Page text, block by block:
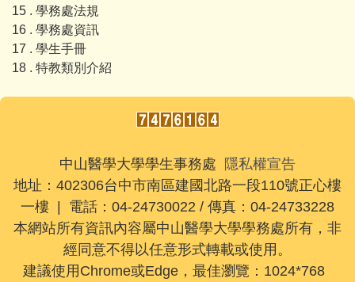
15 . 學務處法規
16 . 學務處資訊
17 . 學生手冊
18 . 特教類別介紹
中山醫學大學學生事務處
隱私權宣告
地址：402306台中市南區建國北路一段110號正心樓
一樓 | 電話：04-24730022 / 傳真：04-24733228
本網站所有資訊內容屬中山醫學大學學務處所有，非
經同意不得以任意形式轉載或使用。
建議使用Chrome或Edge，最佳瀏覽：1024*768